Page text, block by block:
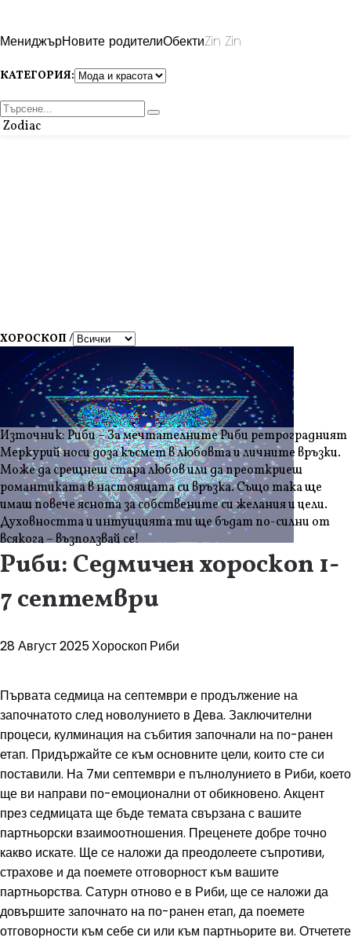
МениджърНовите родителиОбектиZin Zin
КАТЕГОРИЯ:
Zodiac
ХОРОСКОП /
Източник: Риби – За мечтателните Риби ретроградният
Меркурий носи доза късмет в любовта и личните връзки.
Може да срещнеш стара любов или да преоткриеш
романтиката в настоящата си връзка. Също така ще
имаш повече яснота за собствените си желания и цели.
Духовността и интуицията ти ще бъдат по-силни от
всякога – възползвай се!
Риби: Седмичен хороскоп 1-
7 септември
28 Август 2025Хороскоп Риби
Първата седмица на септември е продължение на
започнатото след новолунието в Дева. Заключителни
процеси, кулминация на събития започнали на по-ранен
етап. Придържайте се към основните цели, които сте си
поставили. На 7ми септември е пълнолунието в Риби, което
ще ви направи по-емоционални от обикновено. Акцент
през седмицата ще бъде темата свързана с вашите
партньорски взаимоотношения. Преценете добре точно
какво искате. Ще се наложи да преодолеете съпротиви,
страхове и да поемете отговорност към вашите
партньорства. Сатурн отново е в Риби, ще се наложи да
довършите започнато на по-ранен етап, да поемете
отговорности към себе си или към партньорите ви. Отчетете